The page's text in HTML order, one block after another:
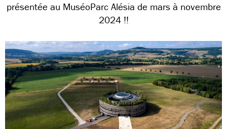
présentée au MuséoParc Alésia de mars à novembre
2024 !!